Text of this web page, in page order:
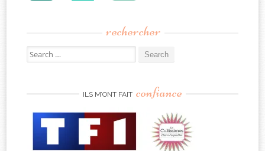
rechercher
Search
for:
ILS M’ONT FAIT confiance